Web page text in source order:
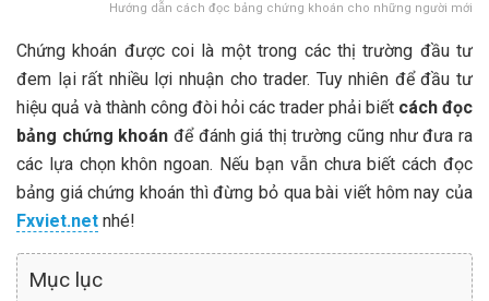
Hướng dẫn cách đọc bảng chứng khoán cho những người mới
Chứng khoán được coi là một trong các thị trường đầu tư
đem lại rất nhiều lợi nhuận cho trader. Tuy nhiên để đầu tư
hiệu quả và thành công đòi hỏi các trader phải biết cách đọc
bảng chứng khoán để đánh giá thị trường cũng như đưa ra
các lựa chọn khôn ngoan. Nếu bạn vẫn chưa biết cách đọc
bảng giá chứng khoán thì đừng bỏ qua bài viết hôm nay của
Fxviet.net nhé!
Mục lục